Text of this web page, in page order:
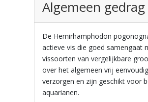
Algemeen gedrag
De Hemirhamphodon
actieve vis die goed samengaat
vissoorten van vergelijkbare
over het algemeen vrij
verzorgen en zijn geschikt voor
aquarianen.